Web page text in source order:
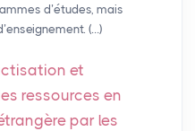
d’études, mais
(…)
et
ressources en
par les